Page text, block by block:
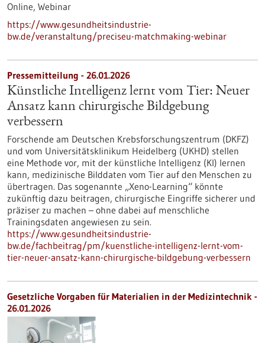
Online, Webinar
https://www.gesundheitsindustrie-
bw.de/veranstaltung/preciseu-matchmaking-webinar
Pressemitteilung - 26.01.2026
Künstliche Intelligenz lernt vom Tier: Neuer
Ansatz kann chirurgische Bildgebung
verbessern
Forschende am Deutschen Krebsforschungszentrum (DKFZ)
und vom Universitätsklinikum Heidelberg (UKHD) stellen
eine Methode vor, mit der künstliche Intelligenz (KI) lernen
kann, medizinische Bilddaten vom Tier auf den Menschen zu
übertragen. Das sogenannte „Xeno-Learning“ könnte
zukünftig dazu beitragen, chirurgische Eingriffe sicherer und
präziser zu machen – ohne dabei auf menschliche
Trainingsdaten angewiesen zu sein.
https://www.gesundheitsindustrie-
bw.de/fachbeitrag/pm/kuenstliche-intelligenz-lernt-vom-
tier-neuer-ansatz-kann-chirurgische-bildgebung-verbessern
Gesetzliche Vorgaben für Materialien in der Medizintechnik -
26.01.2026